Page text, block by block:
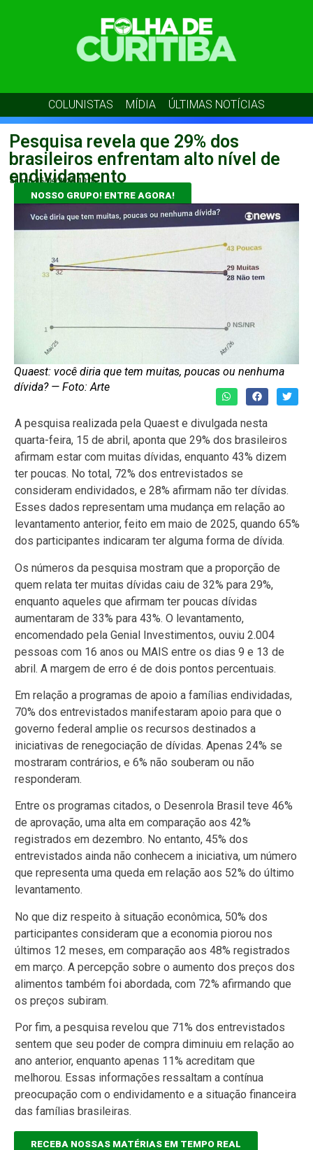
COLUNISTAS MÍDIA ÚLTIMAS NOTÍCIAS
Pesquisa revela que 29% dos
brasileiros enfrentam alto nível de
endividamento
admin 15/04/2026 10:05
NOSSO GRUPO! ENTRE AGORA!
Quaest: você diria que tem muitas, poucas ou nenhuma
dívida? — Foto: Arte
A pesquisa realizada pela Quaest e divulgada nesta
quarta-feira, 15 de abril, aponta que 29% dos brasileiros
afirmam estar com muitas dívidas, enquanto 43% dizem
ter poucas. No total, 72% dos entrevistados se
consideram endividados, e 28% afirmam não ter dívidas.
Esses dados representam uma mudança em relação ao
levantamento anterior, feito em maio de 2025, quando 65%
dos participantes indicaram ter alguma forma de dívida.
Os números da pesquisa mostram que a proporção de
quem relata ter muitas dívidas caiu de 32% para 29%,
enquanto aqueles que afirmam ter poucas dívidas
aumentaram de 33% para 43%. O levantamento,
encomendado pela Genial Investimentos, ouviu 2.004
pessoas com 16 anos ou MAIS entre os dias 9 e 13 de
abril. A margem de erro é de dois pontos percentuais.
Em relação a programas de apoio a famílias endividadas,
70% dos entrevistados manifestaram apoio para que o
governo federal amplie os recursos destinados a
iniciativas de renegociação de dívidas. Apenas 24% se
mostraram contrários, e 6% não souberam ou não
responderam.
Entre os programas citados, o Desenrola Brasil teve 46%
de aprovação, uma alta em comparação aos 42%
registrados em dezembro. No entanto, 45% dos
entrevistados ainda não conhecem a iniciativa, um número
que representa uma queda em relação aos 52% do último
levantamento.
No que diz respeito à situação econômica, 50% dos
participantes consideram que a economia piorou nos
últimos 12 meses, em comparação aos 48% registrados
em março. A percepção sobre o aumento dos preços dos
alimentos também foi abordada, com 72% afirmando que
os preços subiram.
Por fim, a pesquisa revelou que 71% dos entrevistados
sentem que seu poder de compra diminuiu em relação ao
ano anterior, enquanto apenas 11% acreditam que
melhorou. Essas informações ressaltam a contínua
preocupação com o endividamento e a situação financeira
das famílias brasileiras.
RECEBA NOSSAS MATÉRIAS EM TEMPO REAL